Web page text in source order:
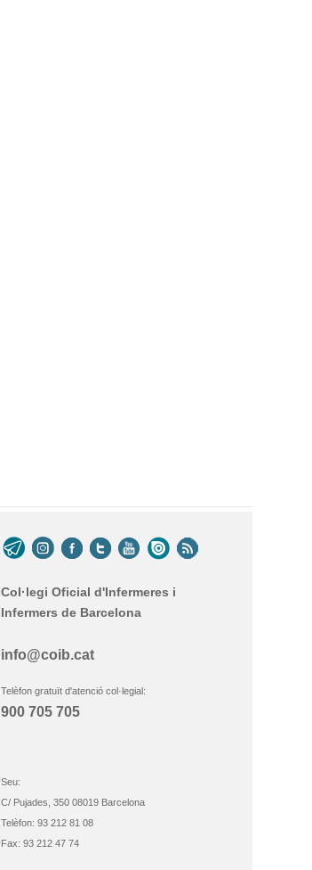
Col·legi Oficial d'Infermeres i
Infermers de Barcelona
info@coib.cat
Telèfon gratuït d'atenció col·legial:
900 705 705
Seu:
C/ Pujades, 350 08019 Barcelona
Telèfon: 93 212 81 08
Fax: 93 212 47 74